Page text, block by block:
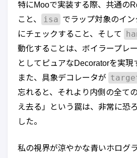
特にMooで実装する際、共通の
こと、
isa でラップ対象のイ
にチェックすること、そして
動化することは、ボイラープレ
としてピュアなDecoratorを実現
また、具象デコレータが
忘れると、それより内側の全て
え去る」という罠は、非常に恐
した。
私の視界が涼やかな青いホログ